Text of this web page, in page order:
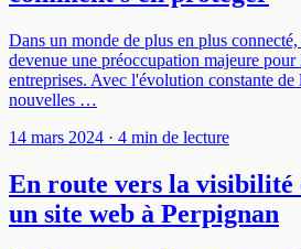
Dans un monde de plus en plus
devenue une préoccupation majeure
entreprises. Avec l'évolution constante de
nouvelles …
14 mars 2024 · 4 min de lecture
En route vers la visibilité
un site web à Perpignan